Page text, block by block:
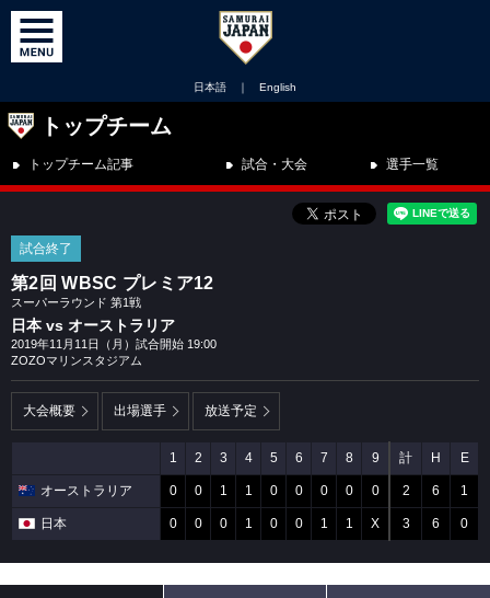
日本語 ｜ English
トップチーム
トップチーム記事 試合・大会 選手一覧
試合終了
第2回 WBSC プレミア12
スーパーラウンド 第1戦
日本 vs オーストラリア
2019年11月11日（月）試合開始 19:00
ZOZOマリンスタジアム
大会概要 出場選手 放送予定
1 2 3 4 5 6 7 8 9 計 H E
オーストラリア 0 0 1 1 0 0 0 0 0 2 6 1
日本 0 0 0 1 0 0 1 1 X 3 6 0